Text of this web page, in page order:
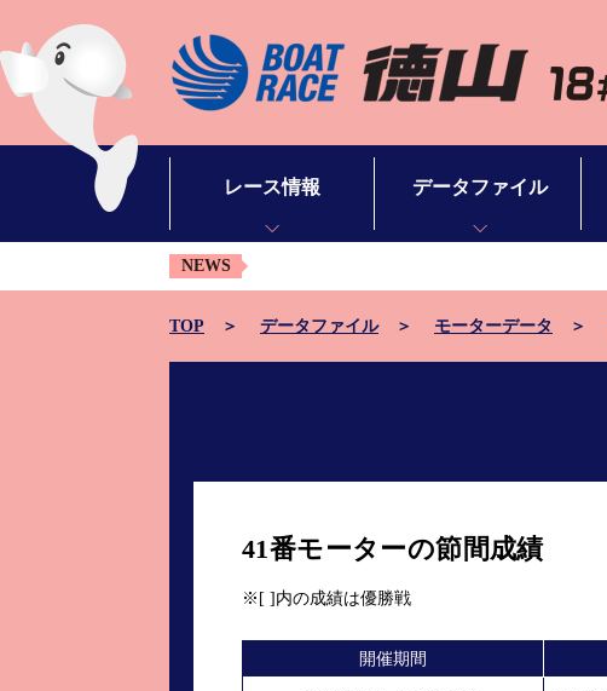
レース情報
シリーズインデックス
出場予定選手一覧
データファイル
ボートデータ
山口支部選手優勝履歴
優勝者一覧
NEWS
TOP データファイル モーターデータ
41番モーターの節間成績
※[ ]内の成績は優勝戦
開催期間